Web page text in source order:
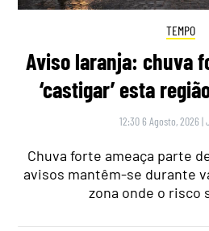
TEMPO
Aviso laranja: chuva
‘castigar’ esta
12:30 6 Agosto, 2026 |
Chuva forte ameaça parte
avisos mantêm-se durante
zona onde o risco